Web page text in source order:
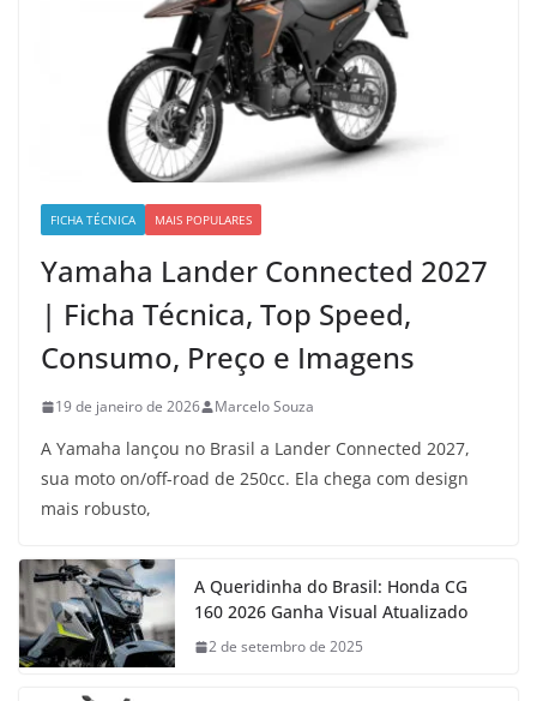
FICHA TÉCNICA MAIS POPULARES
Yamaha Lander Connected 2027
| Ficha Técnica, Top Speed,
Consumo, Preço e Imagens
19 de janeiro de 2026 Marcelo Souza
A Yamaha lançou no Brasil a Lander Connected 2027,
sua moto on/off-road de 250cc. Ela chega com design
mais robusto,
A Queridinha do Brasil: Honda CG
160 2026 Ganha Visual Atualizado
2 de setembro de 2025